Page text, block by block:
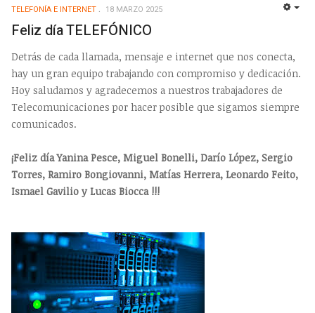
TELEFONÍA E INTERNET 18 MARZO 2025
Feliz día TELEFÓNICO
Detrás de cada llamada, mensaje e internet que nos conecta,
hay un gran equipo trabajando con compromiso y dedicación.
Hoy saludamos y agradecemos a nuestros trabajadores de
Telecomunicaciones por hacer posible que sigamos siempre
comunicados.
¡Feliz día Yanina Pesce, Miguel Bonelli, Darío López, Sergio
Torres, Ramiro Bongiovanni, Matías Herrera, Leonardo Feito,
Ismael Gavilio y Lucas Biocca !!!